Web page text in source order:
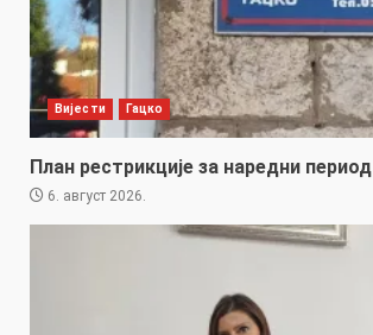
Вијести Гацко
План рестрикције за наредни период
6. август 2026.